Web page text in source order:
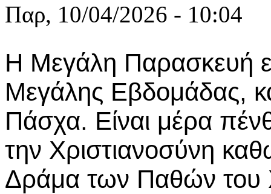
Παρ, 10/04/2026 - 10:04
Η Μεγάλη Παρασκευή
Μεγάλης Εβδομάδας,
Πάσχα. Είναι μέρα
την Χριστιανοσύνη
Δράμα των Παθών του